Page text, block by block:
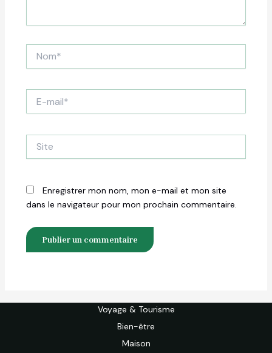
mail*
Enregistrer mon nom, mon e-mail et mon site
dans le navigateur pour mon prochain commentaire.
Voyage & Tourisme
Bien-être
Maison